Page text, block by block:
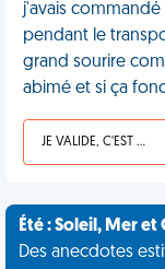
j'avais
pendant le
grand sourire
abimé et si ça
JE VALIDE, C'EST UNE VDM
Été : Soleil, Mer et
Des anecdotes